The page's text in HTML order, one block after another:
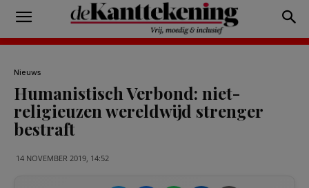
Nieuws
Humanistisch Verbond: niet-
religieuzen wereldwijd strenger
bestraft
14 NOVEMBER 2019, 14:52